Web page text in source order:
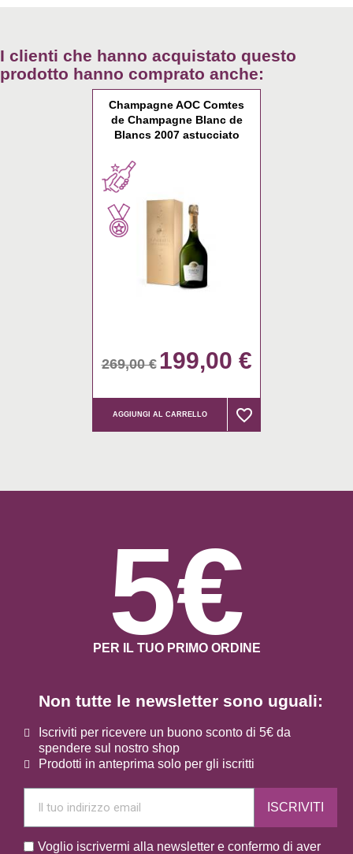
I clienti che hanno acquistato questo
prodotto hanno comprato anche:
Champagne AOC Comtes
de Champagne Blanc de
Blancs 2007 astucciato
269,00 € 199,00 €
AGGIUNGI AL CARRELLO favorite_border
favorite_border
Non tutte le newsletter sono uguali:
Iscriviti per ricevere un buono sconto di 5€ da
spendere sul nostro shop
Prodotti in anteprima solo per gli iscritti
ISCRIVITI
Voglio iscrivermi alla newsletter e confermo di aver
5€
PER IL TUO PRIMO ORDINE